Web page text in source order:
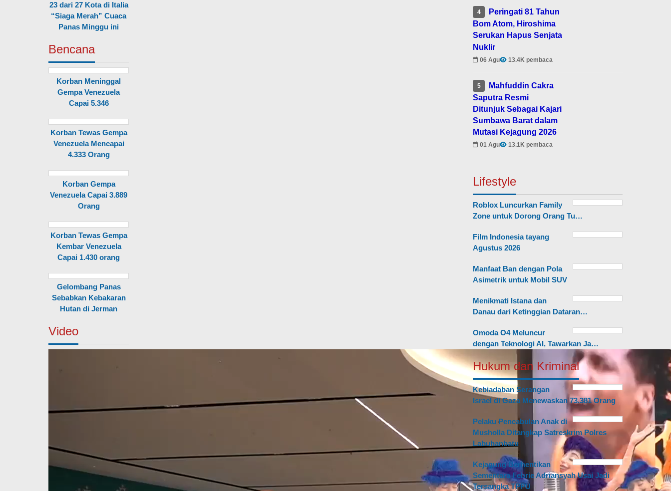
23 dari 27 Kota di Italia
“Siaga Merah” Cuaca
Panas Minggu ini
Bencana
Korban Meninggal
Gempa Venezuela
Capai 5.346
Korban Tewas Gempa
Venezuela Mencapai
4.333 Orang
Korban Gempa
Venezuela Capai 3.889
Orang
Korban Tewas Gempa
Kembar Venezuela
Capai 1.430 orang
Gelombang Panas
Sebabkan Kebakaran
Hutan di Jerman
Video
4
Peringati 81 Tahun
Bom Atom, Hiroshima
Serukan Hapus Senjata
Nuklir
06 Agu 13.4K pembaca
5
Mahfuddin Cakra
Saputra Resmi
Ditunjuk Sebagai Kajari
Sumbawa Barat dalam
Mutasi Kejagung 2026
01 Agu 13.1K pembaca
Lifestyle
Roblox Luncurkan Family
Zone untuk Dorong Orang Tu…
Film Indonesia tayang
Agustus 2026
Manfaat Ban dengan Pola
Asimetrik untuk Mobil SUV
Menikmati Istana dan
Danau dari Ketinggian Dataran…
Omoda O4 Meluncur
dengan Teknologi AI, Tawarkan Ja…
Hukum dan Kriminal
Kebiadaban Serangan
Israel di Gaza Menewaskan 73.381 Orang
Pelaku Pencabulan Anak di
Musholla Ditangkap Satreskrim Polres
Labuhanbatu
Kejagung Berhentikan
Sementara Febrie Adriansyah Usai Jadi
Tersangka TPPU